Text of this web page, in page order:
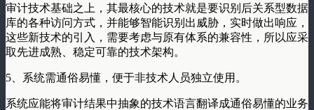
审计技术基础之上，其最核心的技术就是要识别后关系型数据
库的各种访问方式，并能够智能识别出威胁，实时做出响应，
这些新技术的引入，需要考虑与原有体系的兼容性，所以应采
取先进成熟、稳定可靠的技术架构。
5、系统需通俗易懂，便于非技术人员独立使用。
系统应能将审计结果中抽象的技术语言翻译成通俗易懂的业务